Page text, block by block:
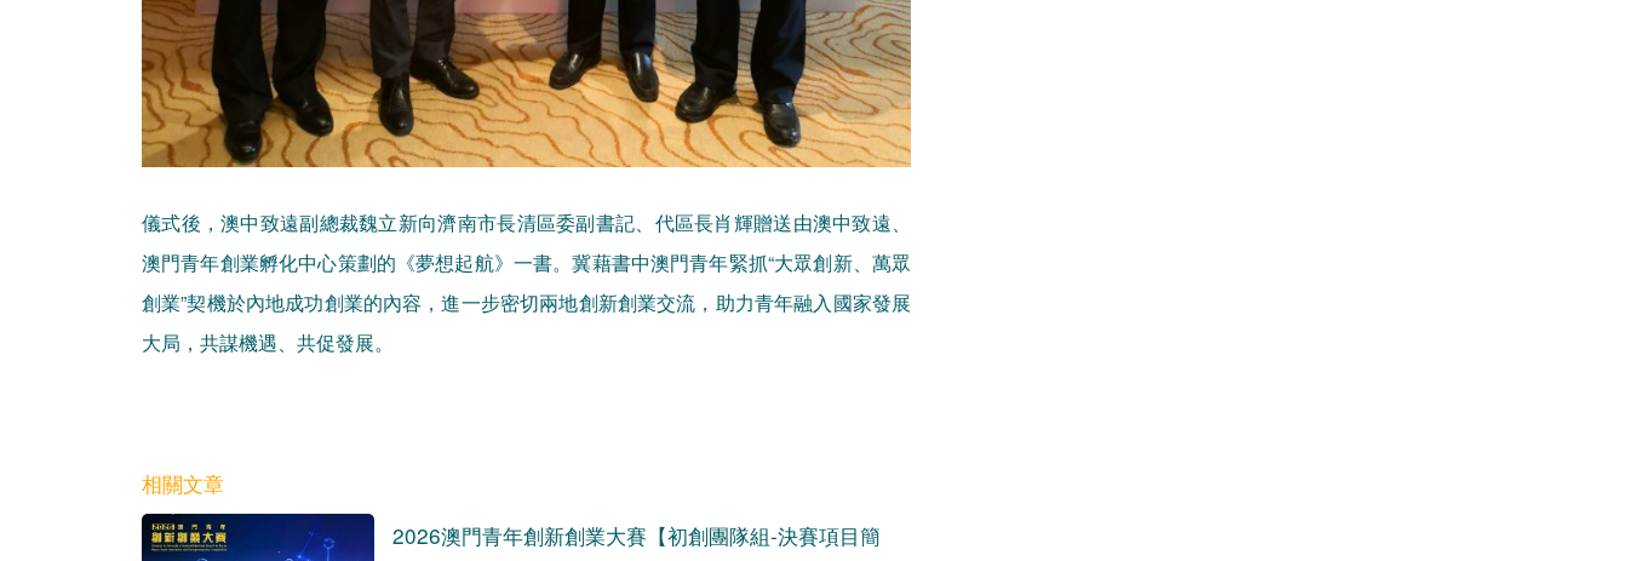
儀式後，澳中致遠副總裁魏立新向濟南市長清區委副書記、代區長肖輝贈送由澳中致遠、
澳門青年創業孵化中心策劃的《夢想起航》一書。冀藉書中澳門青年緊抓“大眾創新、萬眾
創業”契機於內地成功創業的內容，進一步密切兩地創新創業交流，助力青年融入國家發展
大局，共謀機遇、共促發展。
相關文章
2026澳門青年創新創業大賽【初創團隊組-決賽項目簡